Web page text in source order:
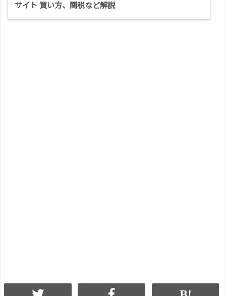
サイト 買い方、関税など解説